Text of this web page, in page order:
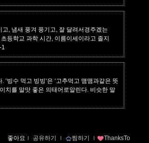
, 냄새 풍겨 풍기고, 잘 달려서경주겠는
등학교 과학 시간, 이름이세이라고 졸지
1
빙수 먹고 빙빙‘은 ‘고추먹고 맴맴과같은 뜻
치를 말맛 좋은 의태어로알린다. 비슷한 말
좋아요 ｌ 공유하기 ｌ 찜하기 ｌ ThanksTo